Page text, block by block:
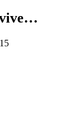
vive…